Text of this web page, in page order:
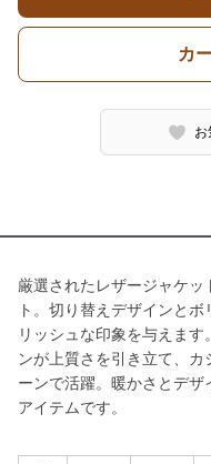
カ
お
厳選されたレザージャケ
ト。切り替えデザインと
リッシュな印象を与えま
ンが上質さを引き立て、
ーンで活躍。暖かさとデ
アイテムです。